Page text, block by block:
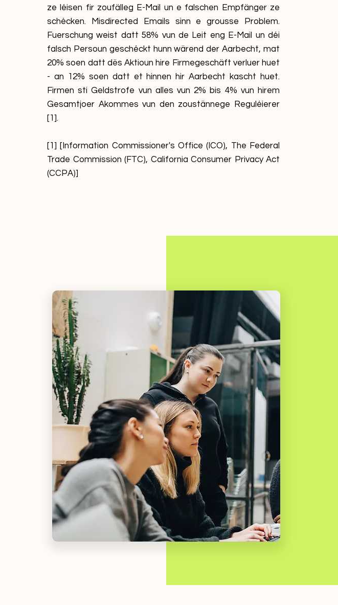
ze léisen fir zoufälleg E-Mail un e falschen Empfänger ze
schécken. Misdirected Emails sinn e grousse Problem.
Fuerschung weist datt 58% vun de Leit eng E-Mail un déi
falsch Persoun geschéckt hunn wärend der Aarbecht, mat
20% soen datt dës Aktioun hire Firmegeschäft verluer huet
- an 12% soen datt et hinnen hir Aarbecht kascht huet.
Firmen sti Geldstrofe vun alles vun 2% bis 4% vun hirem
Gesamtjoer Akommes vun den zoustännege Reguléierer
[1].
[1] [Information Commissioner's Office (ICO), The Federal
Trade Commission (FTC), California Consumer Privacy Act
(CCPA)]